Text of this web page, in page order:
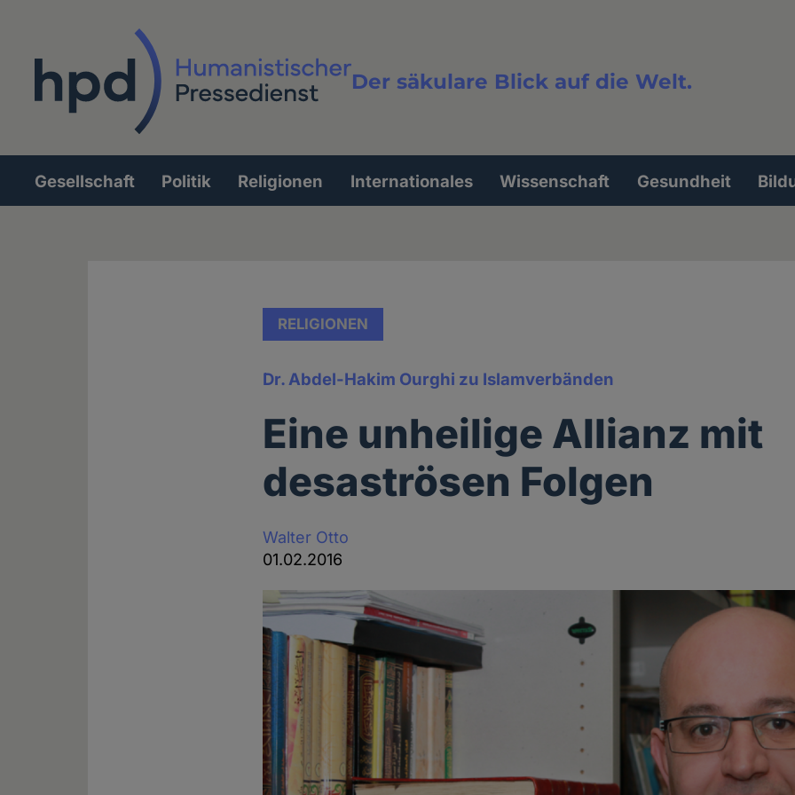
Der säkulare Blick auf die Welt.
Volltextsuche
Hauptnavigation
Gesellschaft Politik Religionen Internationales Wissenschaft Gesundheit
RELIGIONEN
Dr. Abdel-Hakim Ourghi zu Islamverbänden
Eine unheilige Allianz mit
desaströsen Folgen
Walter Otto
01.02.2016